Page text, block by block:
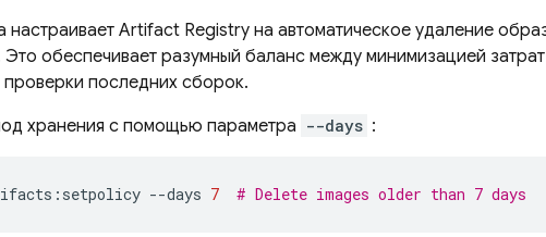
настраивает Artifact Registry на автоматическое удаление
обеспечивает разумный баланс между минимизацией
последних сборок.
хранения с помощью параметра --days :
--days 7 # Delete images older than 7 days